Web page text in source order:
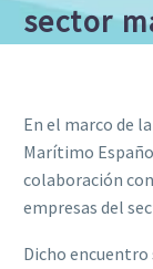
sector
En el marco de
Marítimo
colaboración
empresas del
Dicho encuentro